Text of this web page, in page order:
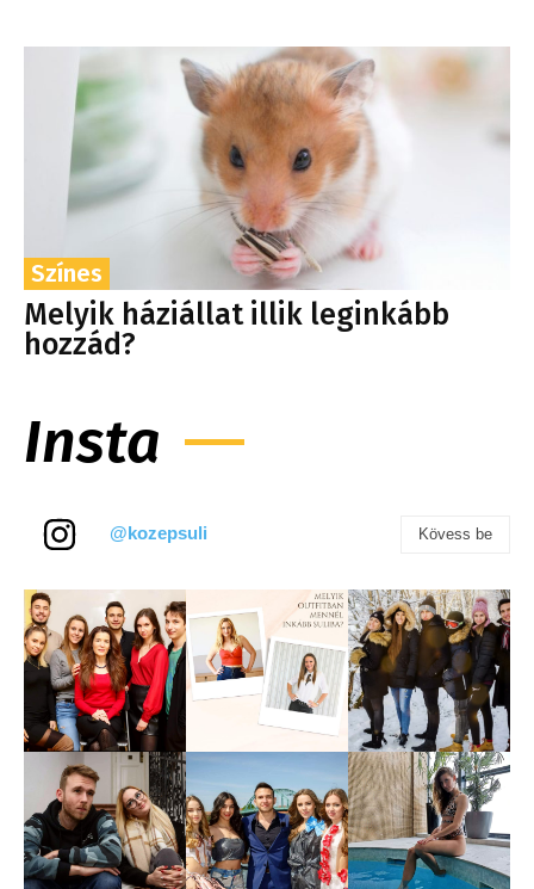
Színes
Melyik háziállat illik leginkább
hozzád?
Insta
@kozepsuli Kövess be